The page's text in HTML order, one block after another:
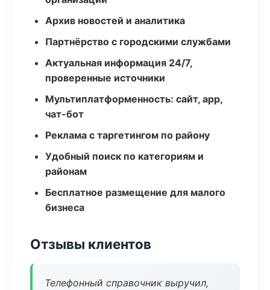
Архив новостей и аналитика
Партнёрство с городскими службами
Актуальная информация 24/7,
проверенные источники
Мультиплатформенность: сайт, app,
чат-бот
Реклама с таргетингом по району
Удобный поиск по категориям и
районам
Бесплатное размещение для малого
бизнеса
Отзывы клиентов
Телефонный справочник выручил,